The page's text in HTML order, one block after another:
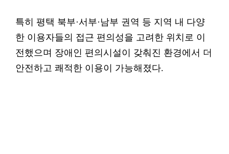
특히 평택 북부·서부·남부 권역 등 지역 내 다양
한 이용자들의 접근 편의성을 고려한 위치로 이
전했으며 장애인 편의시설이 갖춰진 환경에서 더
안전하고 쾌적한 이용이 가능해졌다.